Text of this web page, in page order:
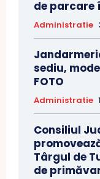
de parcare
Administratie
sediu,
FOTO
Administratie
Consiliul
Târgul de
de